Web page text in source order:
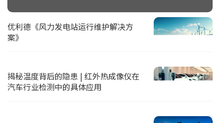
优利德《风力发电站运行维护解决方
案》
揭秘温度背后的隐患 | 红外热成像仪在
汽车行业检测中的具体应用